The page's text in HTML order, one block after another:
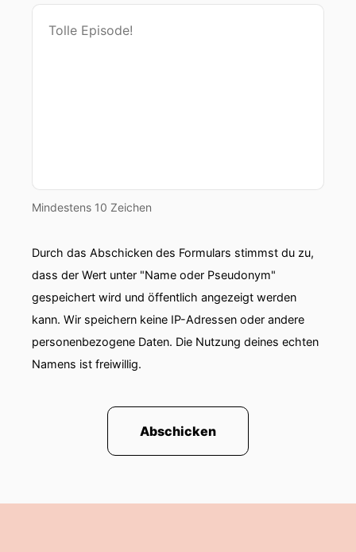
Mindestens 10 Zeichen
Durch das Abschicken des Formulars stimmst du zu,
dass der Wert unter "Name oder Pseudonym"
gespeichert wird und öffentlich angezeigt werden
kann. Wir speichern keine IP-Adressen oder andere
personenbezogene Daten. Die Nutzung deines echten
Namens ist freiwillig.
Abschicken